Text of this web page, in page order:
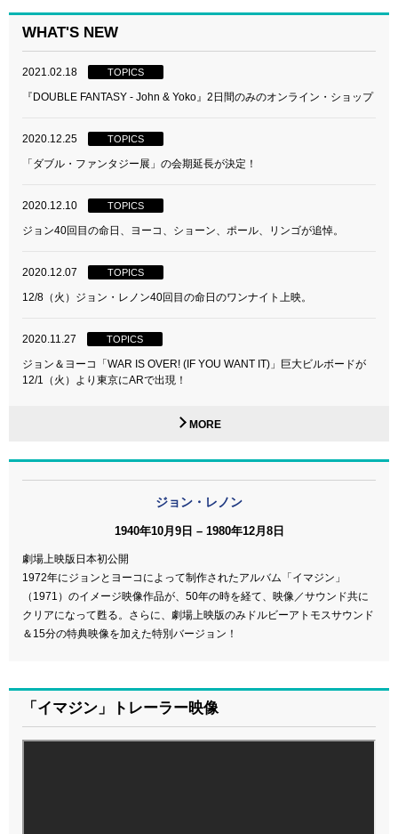
WHAT'S NEW
2021.02.18 TOPICS
『DOUBLE FANTASY - John & Yoko』2日間のみのオンライン・ショップ
2020.12.25 TOPICS
「ダブル・ファンタジー展」の会期延長が決定！
2020.12.10 TOPICS
ジョン40回目の命日、ヨーコ、ショーン、ポール、リンゴが追悼。
2020.12.07 TOPICS
12/8（火）ジョン・レノン40回目の命日のワンナイト上映。
2020.11.27 TOPICS
ジョン＆ヨーコ「WAR IS OVER! (IF YOU WANT IT)」巨大ビルボードが
12/1（火）より東京にARで出現！
MORE
ジョン・レノン
1940年10月9日 – 1980年12月8日
劇場上映版日本初公開
1972年にジョンとヨーコによって制作されたアルバム「イマジン」
（1971）のイメージ映像作品が、50年の時を経て、映像／サウンド共に
クリアになって甦る。さらに、劇場上映版のみドルビーアトモスサウンド
＆15分の特典映像を加えた特別バージョン！
「イマジン」トレーラー映像